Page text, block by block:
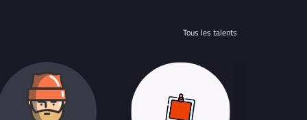
Tous les talents